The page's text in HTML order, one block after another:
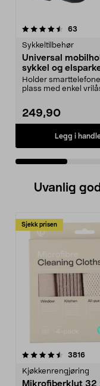
63
Sykkeltilbehør
Universal
sykkel og
Holder
plass med enkel
249,90
Legg i
5.0 av 5
Uvanlig
Sjekk prisen
3816
Kjøkkenrengjøring
Mikrofiberklut 32
4.5av 5